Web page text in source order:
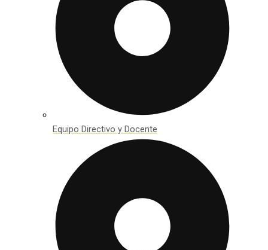
Equipo Directivo y Docente